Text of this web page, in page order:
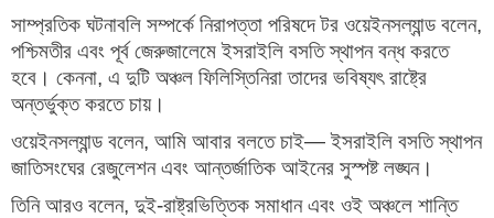
সাম্প্রতিক ঘটনাবলি সম্পর্কে নিরাপত্তা পরিষদে টর ওয়েইনসল্যান্ড বলেন,
পশ্চিমতীর এবং পূর্ব জেরুজালেমে ইসরাইলি বসতি স্থাপন বন্ধ করতে
হবে। কেননা, এ দুটি অঞ্চল ফিলিস্তিনিরা তাদের ভবিষ্যৎ রাষ্ট্রে
অন্তর্ভুক্ত করতে চায়।
ওয়েইনসল্যান্ড বলেন, আমি আবার বলতে চাই— ইসরাইলি বসতি স্থাপন
জাতিসংঘের রেজুলেশন এবং আন্তর্জাতিক আইনের সুস্পষ্ট লঙ্ঘন।
তিনি আরও বলেন, দুই-রাষ্ট্রভিত্তিক সমাধান এবং ওই অঞ্চলে শান্তি